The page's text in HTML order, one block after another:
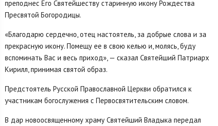
преподнес Его Святейшеству старинную икону Рождества
Пресвятой Богородицы.
«Благодарю сердечно, отец настоятель, за добрые слова и за
прекрасную икону. Помещу ее в свою келью и, молясь, буду
вспоминать Вас и весь приход», — сказал Святейший Патриарх
Кирилл, принимая святой образ.
Предстоятель Русской Православной Церкви обратился к
участникам богослужения с Первосвятительским словом.
В дар новоосвященному храму Святейший Владыка передал